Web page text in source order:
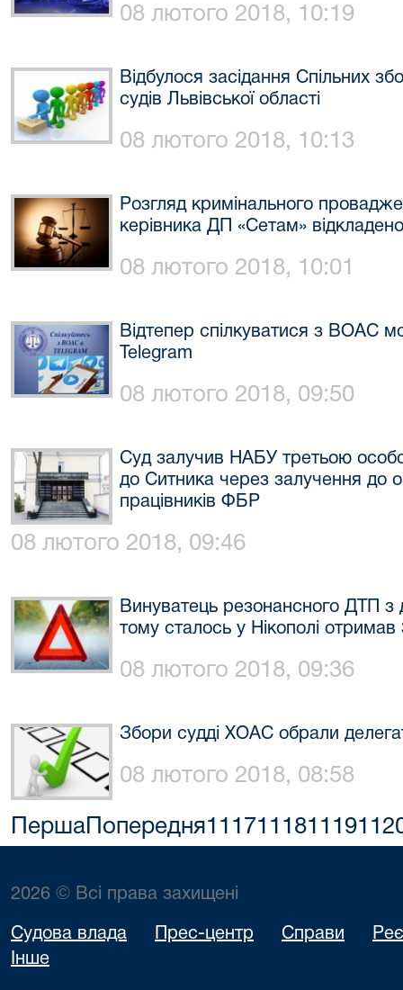
08 лютого 2018, 10:19
Відбулося засідання Спільних
судів Львівської області
08 лютого 2018, 10:13
Розгляд кримінального
керівника ДП «Сетам»
08 лютого 2018, 10:01
Відтепер спілкуватися з ВОАС
Telegram
08 лютого 2018, 09:50
Суд залучив НАБУ третьою
до Ситника через залучення до
працівників ФБР
08 лютого 2018, 09:46
Винуватець резонансного ДТП з
тому сталось у Нікополі
08 лютого 2018, 09:36
Збори судді ХОАС обрали
08 лютого 2018, 08:58
Перша Попередня111711181119
2026 © Всі права захищені
Судова влада Прес-центр Справи
Інше